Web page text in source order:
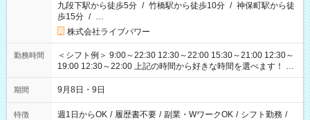
九段下駅から徒歩5分 / 竹橋駅から徒歩10分 / 神保町駅から徒
歩15分 / …
株式会社ライブパワー
勤務時間
＜シフト例＞ 9:00～22:30 12:30～22:00 15:30～21:00 12:30～
19:00 12:30～22:00 上記の時間から好きな時間を選べます！ ※
時間は変更となる可能性があります
期間 9月8日・9日
特徴 週1日からOK / 履歴書不要 / 副業・WワークOK / シフト勤務 /